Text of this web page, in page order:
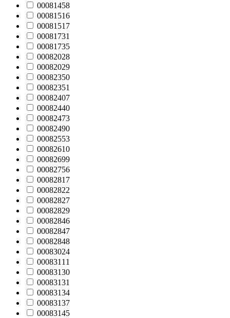
00081458
00081516
00081517
00081731
00081735
00082028
00082029
00082350
00082351
00082407
00082440
00082473
00082490
00082553
00082610
00082699
00082756
00082817
00082822
00082827
00082829
00082846
00082847
00082848
00083024
00083111
00083130
00083131
00083134
00083137
00083145